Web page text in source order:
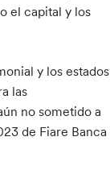
el capital y los
y los estados
las
no sometido a
de Fiare Banca